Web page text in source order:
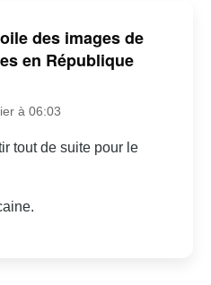
des images de
en République
à 06:03
tout de suite pour le